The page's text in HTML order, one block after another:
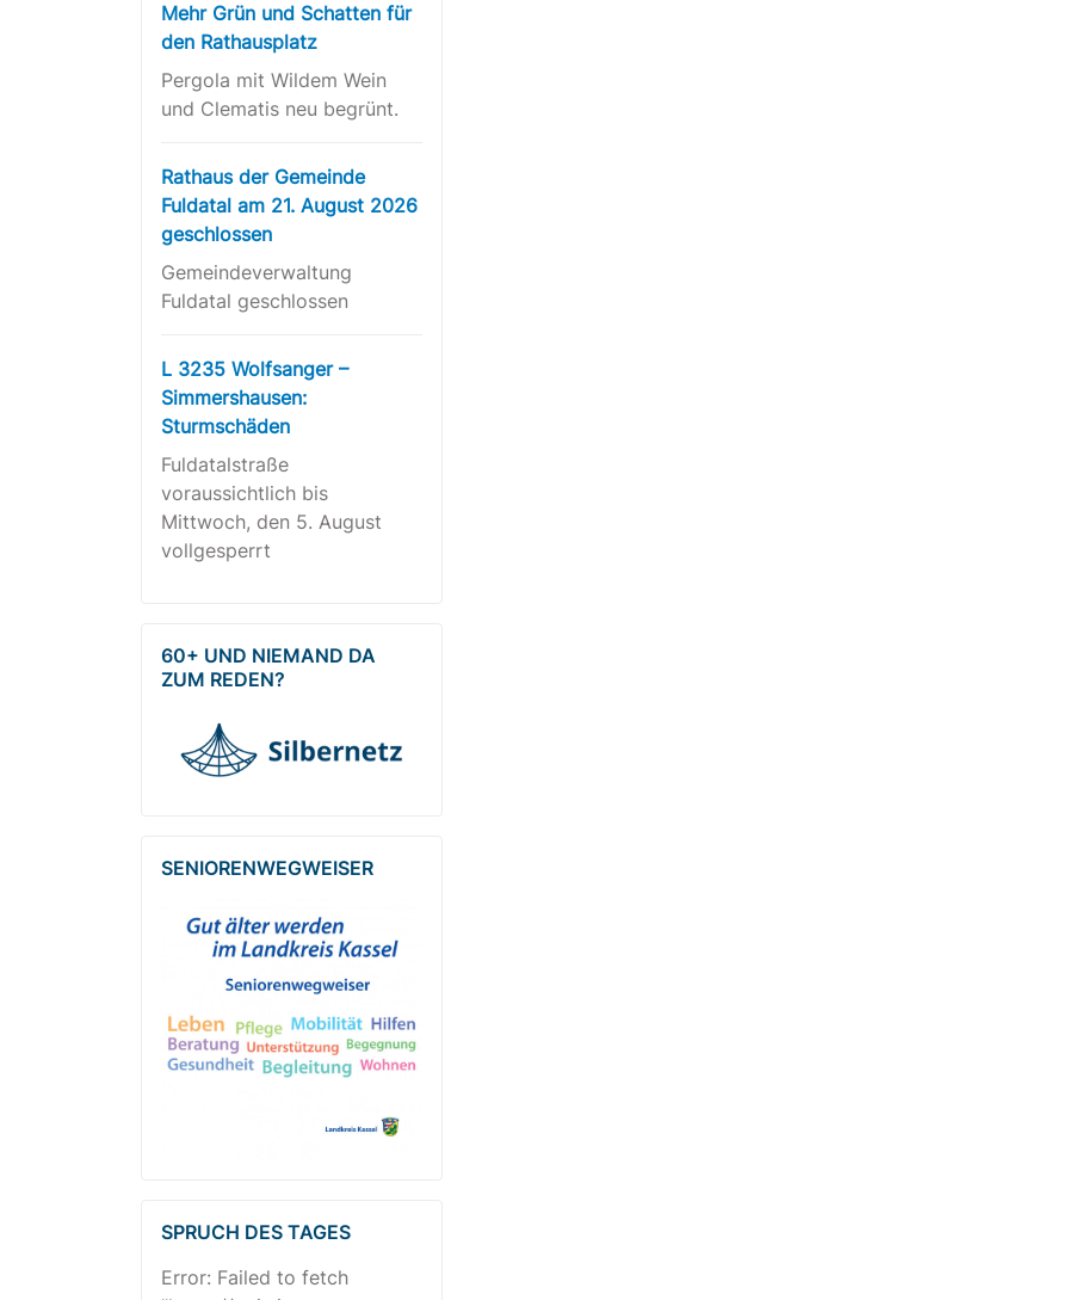
Mehr Grün und Schatten für
den Rathausplatz
Pergola mit Wildem Wein
und Clematis neu begrünt.
Rathaus der Gemeinde
Fuldatal am 21. August 2026
geschlossen
Gemeindeverwaltung
Fuldatal geschlossen
L 3235 Wolfsanger –
Simmershausen:
Sturmschäden
Fuldatalstraße
voraussichtlich bis
Mittwoch, den 5. August
vollgesperrt
60+ UND NIEMAND DA
ZUM REDEN?
SENIOREN­WEG­WEISER
SPRUCH DES TAGES
Error: Failed to fetch